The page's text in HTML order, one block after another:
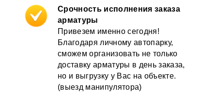
Срочность исполнения заказа
арматуры
Привезем именно сегодня!
Благодаря личному автопарку,
сможем организовать не только
доставку арматуры в день заказа,
но и выгрузку у Вас на объекте.
(выезд манипулятора)